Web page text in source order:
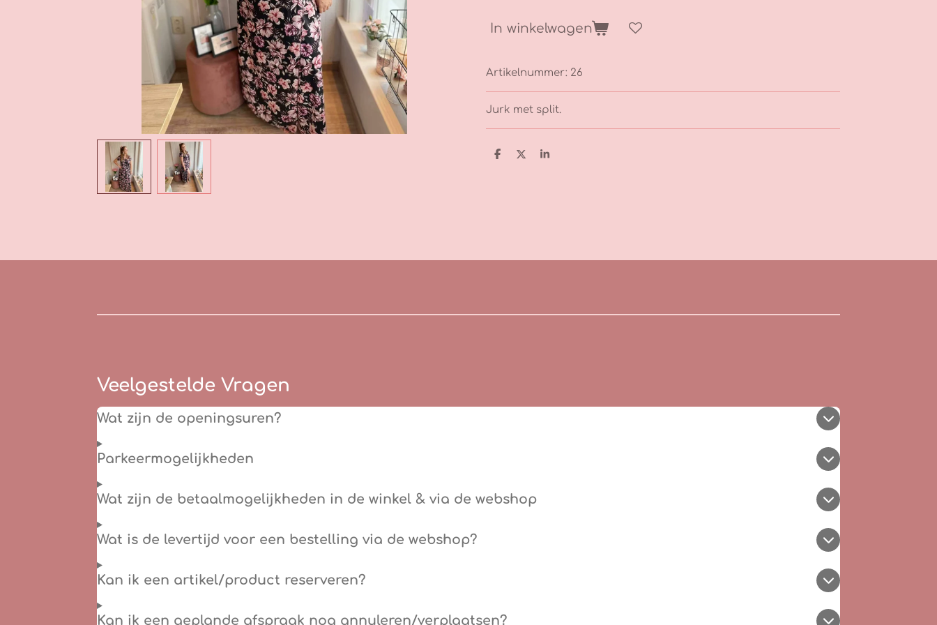
In winkelwagen
Artikelnummer: 26
Jurk met split.
D
D
S
Veelgestelde Vragen
Wat zijn de openingsuren?
Parkeermogelijkheden
Wat zijn de betaalmogelijkheden in de winkel & via de webshop
Wat is de levertijd voor een bestelling via de webshop?
Kan ik een artikel/product reserveren?
Kan ik een geplande afspraak nog annuleren/verplaatsen?